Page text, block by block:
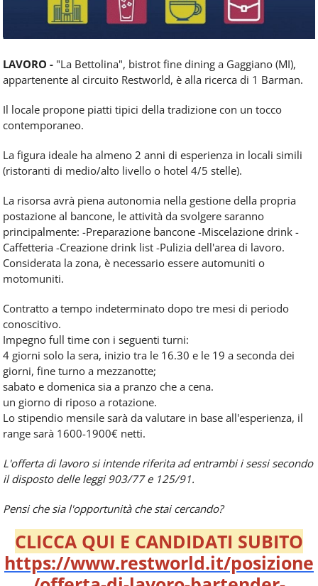
LAVORO - "La Bettolina", bistrot fine dining a Gaggiano (MI),
appartenente al circuito Restworld, è alla ricerca di 1 Barman.
Il locale propone piatti tipici della tradizione con un tocco
contemporaneo.
La figura ideale ha almeno 2 anni di esperienza in locali simili
(ristoranti di medio/alto livello o hotel 4/5 stelle).
La risorsa avrà piena autonomia nella gestione della propria
postazione al bancone, le attività da svolgere saranno
principalmente: -Preparazione bancone -Miscelazione drink -
Caffetteria -Creazione drink list -Pulizia dell'area di lavoro.
Considerata la zona, è necessario essere automuniti o
motomuniti.
Contratto a tempo indeterminato dopo tre mesi di periodo
conoscitivo.
Impegno full time con i seguenti turni:
4 giorni solo la sera, inizio tra le 16.30 e le 19 a seconda dei
giorni, fine turno a mezzanotte;
sabato e domenica sia a pranzo che a cena.
un giorno di riposo a rotazione.
Lo stipendio mensile sarà da valutare in base all'esperienza, il
range sarà 1600-1900€ netti.
L'offerta di lavoro si intende riferita ad entrambi i sessi secondo
il disposto delle leggi 903/77 e 125/91.
Pensi che sia l'opportunità che stai cercando?
CLICCA QUI E CANDIDATI SUBITO
https://www.restworld.it/posizione